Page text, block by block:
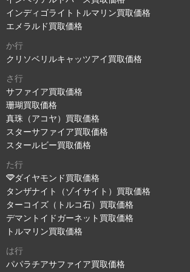
インディゴライトトルマリン買取価格
エメラルド買取価格
か行
クリソベリルキャッツアイ買取価格
さ行
サファイア買取価格
珊瑚買取価格
真珠（アコヤ）買取価格
スターサファイア買取価格
スタールビー買取価格
た行
ダイヤモンド買取価格
タンザナイト（ゾイサイト）買取価格
ターコイズ（トルコ石）買取価格
デマントイドガーネット買取価格
トルマリン買取価格
は行
パパラチアサファイア買取価格